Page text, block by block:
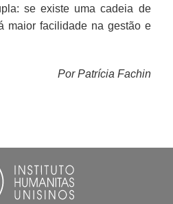
se existe uma cadeia de
maior facilidade na gestão e
Por Patrícia Fachin